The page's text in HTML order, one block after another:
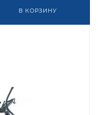
В КОРЗИНУ